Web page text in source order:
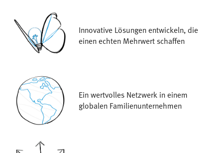
Innovative Lösungen entwickeln, die
einen echten Mehrwert schaffen
Ein wertvolles Netzwerk in einem
globalen Familienunternehmen